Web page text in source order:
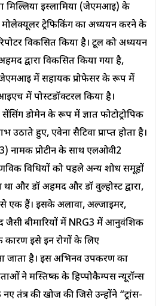
मिल्लिया इस्लामिया (जेएमआई) के
मोलेक्यूलर ट्रेफिकिंग का अध्ययन करने के
विकसित किया है। टूल को अध्ययन
द्वारा विकसित किया गया है,
में सहायक प्रोफेसर के रूप में
में पोस्टडॉक्टरल किया है।
डोमेन के रूप में ज्ञात फोटोट्रोपिक
उठाते हुए, एवेना सैटिवा प्राप्त होता है।
नामक प्रोटीन के साथ एलओवी2
विधियों को पहले अन्य शोध समूहों
था और डॉ अहमद और डॉ वुल्होर्स्ट द्वारा,
एक हैं। इसके अलावा, अल्जाइमर,
जैसी बीमारियों में NRG3 में आनुवंशिक
इसे इन रोगों के लिए
जाता है। इस अभिनव उपकरण का
ने मस्तिष्क के हिप्पोकैम्पस न्यूरॉन्स
नए तंत्र की खोज की जिसे उन्होंने “ट्रांस-